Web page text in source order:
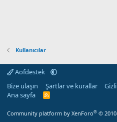
Kullanıcılar
Aofdestek
Bize ulaşın
Şartlar ve kurallar
Ana sayfa
R
Community platform by XenForo® ©